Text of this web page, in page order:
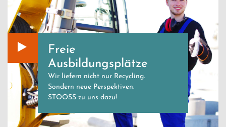
Freie
Ausbildungsplätze
Wir liefern nicht nur Recycling.
Sondern neue Perspektiven.
STOOSS zu uns dazu!